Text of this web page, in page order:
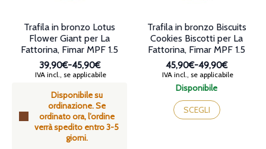
Disponibile su
ordinazione. Se
ordinato ora, l’ordine
verrà spedito entro 3-5
giorni.
Trafila in bronzo Lotus
Flower Giant per La
Fattorina, Fimar MPF 1.5
39,90€-45,90€
Fascia
prezzo:
da
39,90€
a
45,90€
IVA incl., se applicabile
Disponibile
Trafila in bronzo Biscuits
Cookies Biscotti per La
Fattorina, Fimar MPF 1.5
45,90€-49,90€
Fascia
di
da
45,90€
IVA incl., se applicabile
SCEGLI
Questo
prodotto
ha